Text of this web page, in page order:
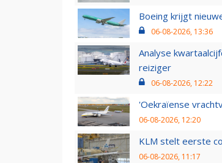
Boeing krijgt
06-08-2026, 13:36
Analyse
reiziger
06-08-2026, 12:22
'Oekraïense
06-08-2026, 12:20
KLM stelt eerste
06-08-2026, 11:17